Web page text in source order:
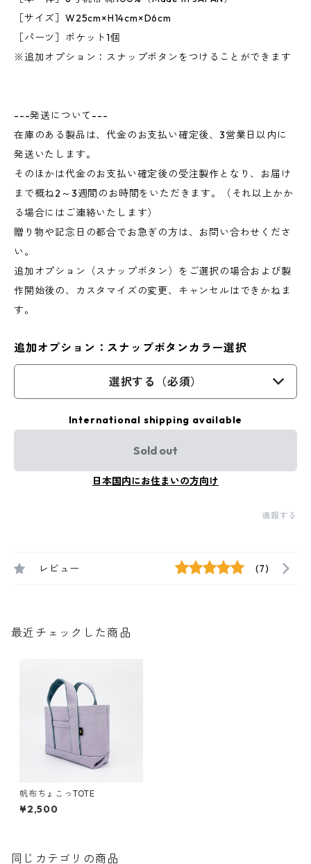
［サイズ］W25cm×H14cm×D6cm
［パーツ］ポケット1個
※追加オプション：スナップボタンをつけることができます
---発送について---
在庫のある製品は、代金のお支払い確定後、3営業日以内に
発送いたします。
そのほかは代金のお支払い確定後の受注製作となり、お届け
まで概ね2～3週間のお時間をいただきます。（それ以上かか
る場合にはご連絡いたします）
贈り物や記念日の都合でお急ぎの方は、お問い合わせくださ
い。
追加オプション（スナップボタン）をご選択の場合および製
作開始後の、カスタマイズの変更、キャンセルはできかねま
す。
追加オプション：スナップボタンカラー選択
選択する（必須）
International shipping available
Sold out
日本国内にお住まいの方向け
通報する
レビュー (7)
最近チェックした商品
帆布ちょこっTOTE
¥2,500
同じカテゴリの商品